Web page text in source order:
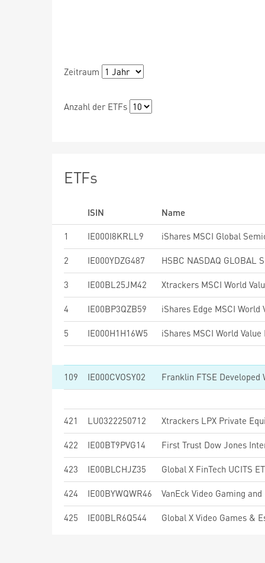
Zeitraum
Anzahl der ETFs
ETFs
ISIN
Name
1
IE000I8KRLL9
2 IE000YDZG487
3 IE00BL25JM42 Xtrackers MSCI World
4 IE00BP3QZB59
5 IE000H1H16W5
109 IE000CVOSY02 Franklin FTSE Developed
421 LU0322250712 Xtrackers LPX Private
422 IE00BT9PVG14
423 IE00BLCHJZ35 Global X FinTech UCITS
424 IE00BYWQWR46 VanEck Video Gaming
425 IE00BLR6Q544 Global X Video Games &